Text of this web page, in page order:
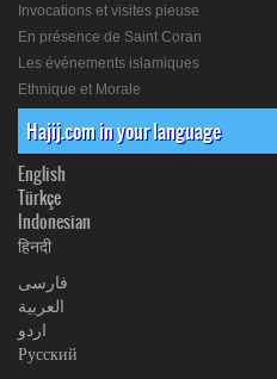
Invocations et visites pieuse
En présence de Saint Coran
Les événements islamiques
Ethnique et Morale
Hajij.com in your language
English
Türkçe
Indonesian
हिनदी
فارسی
العربیة
اردو
Русский